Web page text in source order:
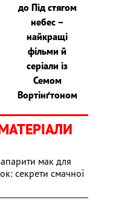
до Під стягом
небес –
найкращі
фільми й
серіали із
Семом
Вортінґтоном
мак для
секрети смачної